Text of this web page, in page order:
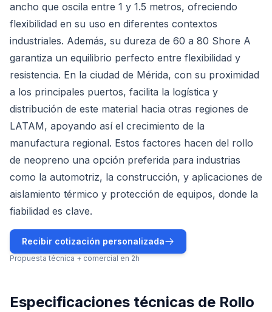
ancho que oscila entre 1 y 1.5 metros, ofreciendo
flexibilidad en su uso en diferentes contextos
industriales. Además, su dureza de 60 a 80 Shore A
garantiza un equilibrio perfecto entre flexibilidad y
resistencia. En la ciudad de Mérida, con su proximidad
a los principales puertos, facilita la logística y
distribución de este material hacia otras regiones de
LATAM, apoyando así el crecimiento de la
manufactura regional. Estos factores hacen del rollo
de neopreno una opción preferida para industrias
como la automotriz, la construcción, y aplicaciones de
aislamiento térmico y protección de equipos, donde la
fiabilidad es clave.
Recibir cotización personalizada
Propuesta técnica + comercial en 2h
Especificaciones técnicas de Rollo